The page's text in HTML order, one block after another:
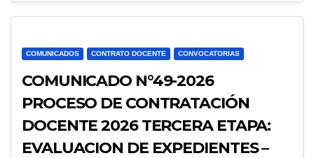
COMUNICADOS CONTRATO DOCENTE CONVOCATORIAS
COMUNICADO N°49-2026
PROCESO DE CONTRATACIÓN
DOCENTE 2026 TERCERA ETAPA:
EVALUACION DE EXPEDIENTES –